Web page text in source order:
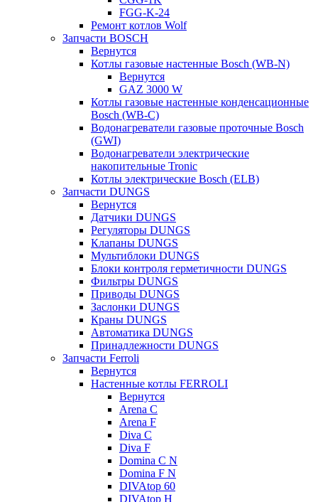
FGG-K-24
Ремонт котлов Wolf
Запчасти BOSCH
Вернутся
Котлы газовые настенные Bosch (WB-N)
Вернутся
GAZ 3000 W
Котлы газовые настенные конденсационные
Bosch (WB-C)
Водонагреватели газовые проточные Bosch
(GWI)
Водонагреватели электрические
накопительные Tronic
Котлы электрические Bosch (ELB)
Запчасти DUNGS
Вернутся
Датчики DUNGS
Регуляторы DUNGS
Клапаны DUNGS
Мультиблоки DUNGS
Блоки контроля герметичности DUNGS
Фильтры DUNGS
Приводы DUNGS
Заслонки DUNGS
Краны DUNGS
Автоматика DUNGS
Принадлежности DUNGS
Запчасти Ferroli
Вернутся
Настенные котлы FERROLI
Вернутся
Arena C
Arena F
Diva C
Diva F
Domina C N
Domina F N
DIVAtop 60
DIVAtop H